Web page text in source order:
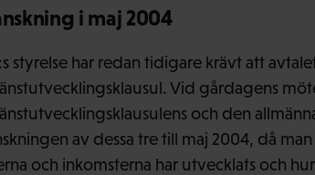
i maj 2004
styrelse har redan tidigare krävt att
Vid gårdagens
och den
av dessa tre till maj 2004, då
och inkomsterna har utvecklats och